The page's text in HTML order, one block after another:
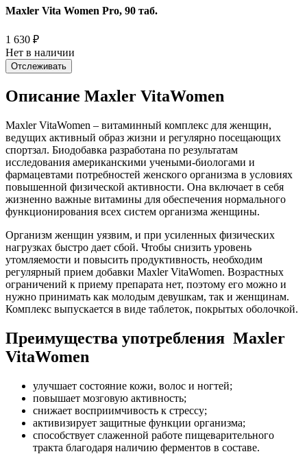
Maxler Vita Women Pro, 90 таб.
1 630 ₽
Нет в наличии
Отслеживать
Описание Maxler VitaWomen
Maxler VitaWomen – витаминный комплекс для женщин,
ведущих активный образ жизни и регулярно посещающих
спортзал. Биодобавка разработана по результатам
исследования американскими учеными-биологами и
фармацевтами потребностей женского организма в условиях
повышенной физической активности. Она включает в себя
жизненно важные витамины для обеспечения нормального
функционирования всех систем организма женщины.
Организм женщин уязвим, и при усиленных физических
нагрузках быстро дает сбой. Чтобы снизить уровень
утомляемости и повысить продуктивность, необходим
регулярный прием добавки Maxler VitaWomen. Возрастных
ограничений к приему препарата нет, поэтому его можно и
нужно принимать как молодым девушкам, так и женщинам.
Комплекс выпускается в виде таблеток, покрытых оболочкой.
Преимущества употребления Maxler
VitaWomen
улучшает состояние кожи, волос и ногтей;
повышает мозговую активность;
снижает восприимчивость к стрессу;
активизирует защитные функции организма;
способствует слаженной работе пищеварительного
тракта благодаря наличию ферментов в составе.